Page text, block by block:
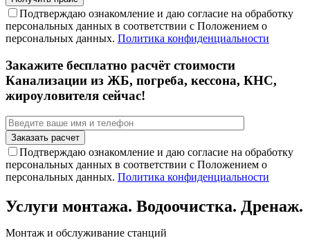
Подтверждаю ознакомление и даю согласие на обработку
персональных данных в соответствии с Положением о
персональных данных. Политика конфиденциальности
Закажите бесплатно расчёт стоимости
Канализации из ЖБ, погреба, кессона, КНС,
жироуловителя сейчас!
Подтверждаю ознакомление и даю согласие на обработку
персональных данных в соответствии с Положением о
персональных данных. Политика конфиденциальности
Услуги монтажа. Водоочистка. Дренаж.
Монтаж и обслуживание станций